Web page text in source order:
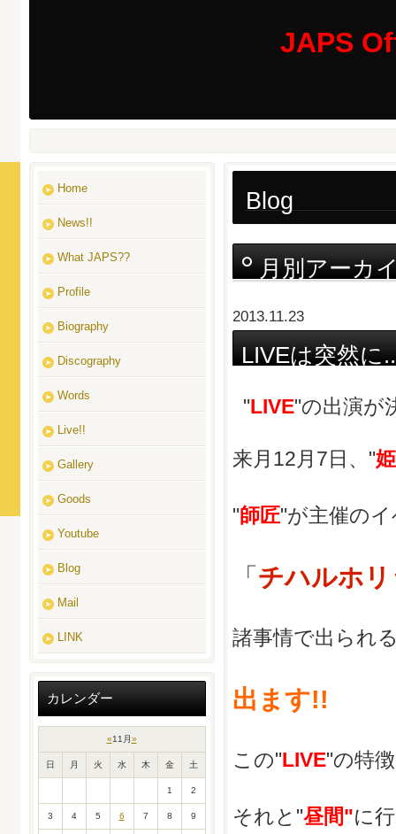
JAPS
Blog
月別アーカ
2013.11.23
LIVEは突然に
"LIVE"の出演が
来月12月7日、"
"師匠"が主催の
「 チハルホ
諸事情で出られ
出ます!!
この"LIVE"の特
それと"昼間"に
Home
News!!
What JAPS??
Profile
Biography
Discography
Words
Live!!
Gallery
Goods
Youtube
Blog
Mail
LINK
カレンダー
«11月»
日 月 火 水 木 金 土
1 2
3 4 5 6 7 8 9